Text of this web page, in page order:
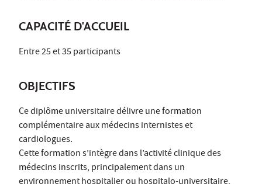
CAPACITÉ D'ACCUEIL
Entre 25 et 35 participants
OBJECTIFS
Ce diplôme universitaire délivre une formation
complémentaire aux médecins internistes et
cardiologues.
Cette formation s’intègre dans l’activité clinique des
médecins inscrits, principalement dans un